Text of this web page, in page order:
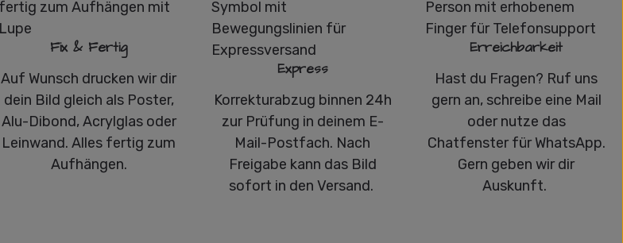
Fix & Fertig
Auf Wunsch drucken wir dir
dein Bild gleich als Poster,
Alu-Dibond, Acrylglas oder
Leinwand. Alles fertig zum
Aufhängen.
Express
Korrekturabzug binnen 24h
zur Prüfung in deinem E-
Mail-Postfach. Nach
Freigabe kann das Bild
sofort in den Versand.
Erreichbarkeit
Hast du Fragen? Ruf uns
gern an, schreibe eine Mail
oder nutze das
Chatfenster für WhatsApp.
Gern geben wir dir
Auskunft.